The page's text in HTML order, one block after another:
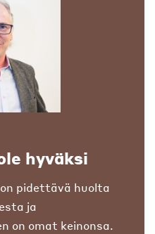
hyväksi
pidettävä huolta
ja
on omat keinonsa.